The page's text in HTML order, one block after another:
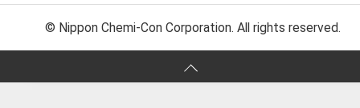
© Nippon Chemi-Con Corporation. All rights reserved.